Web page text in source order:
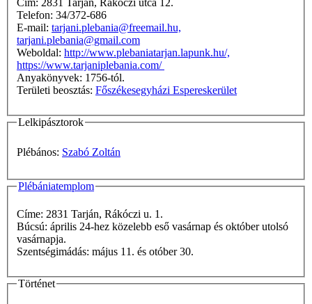
Cím: 2831 Tarján, Rákóczi utca 12.
Telefon: 34/372-686
E-mail: tarjani.plebania@freemail.hu,
tarjani.plebania@gmail.com
Weboldal: http://www.plebaniatarjan.lapunk.hu/,
https://www.tarjaniplebania.com/
Anyakönyvek: 1756-tól.
Területi beosztás: Főszékesegyházi Espereskerület
Lelkipásztorok
Plébános: Szabó Zoltán
Plébániatemplom
Címe: 2831 Tarján, Rákóczi u. 1.
Búcsú: április 24-hez közelebb eső vasárnap és október utolsó
vasárnapja.
Szentségimádás: május 11. és otóber 30.
Történet